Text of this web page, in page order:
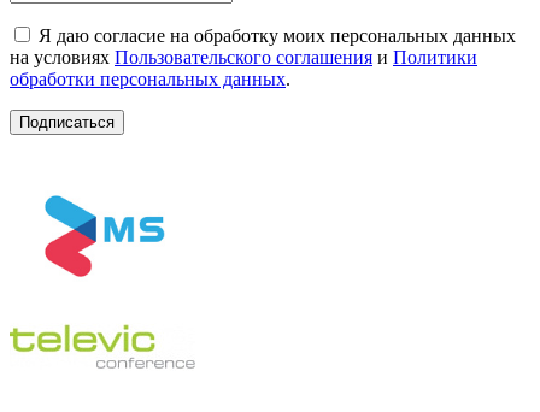
Я даю согласие на обработку моих персональных данных
на условиях Пользовательского соглашения и Политики
обработки персональных данных.